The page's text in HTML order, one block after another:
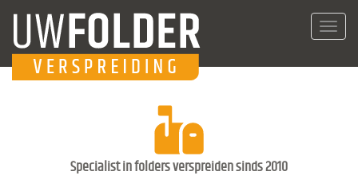
Specialist in folders verspreiden sinds 2010